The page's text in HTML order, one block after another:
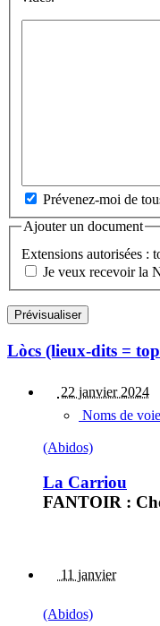
Prévenez-moi de
Ajouter un document
Extensions autorisées :
Je veux recevoir la
Lòcs (lieux-dits =
22 janvier 2024
Noms de
(Abidos)
La Carriou
FANTOIR :
11 janvier
(Abidos)